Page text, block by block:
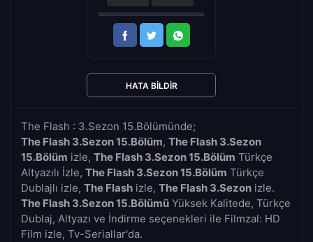
The Flash : 3.Sezon 15.Bölümünde;
The Flash 3.Sezon 15.Bölüm, The Flash 3.Sezon
15.Bölüm izle, The Flash 3.Sezon 15.Bölüm Türkçe
Altyazılı İzle, The Flash 3.Sezon 15.Bölüm Türkçe
Dublajlı izle, The Flash izle, The Flash 3.Sezon izle.
The Flash 3.Sezon 15.Bölümü Yüksek Kalitede, Türkçe
Dublaj, Altyazı ve İndirme seçenekleri ile Filmzal: HD
Film izle, Tv-Seriallar'da.
HATA BILDIR